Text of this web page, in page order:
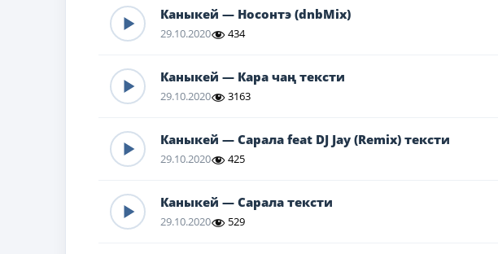
Каныкей — Носонтэ (dnbMix)
29.10.2020 434
Каныкей — Кара чаң тексти
29.10.2020 3163
Каныкей — Сарала feat DJ Jay (Remix) тексти
29.10.2020 425
Каныкей — Сарала тексти
29.10.2020 529